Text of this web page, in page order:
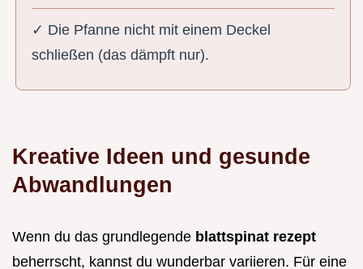
✓ Die Pfanne nicht mit einem Deckel
schließen (das dämpft nur).
Kreative Ideen und gesunde
Abwandlungen
Wenn du das grundlegende blattspinat rezept
beherrscht, kannst du wunderbar variieren. Für eine